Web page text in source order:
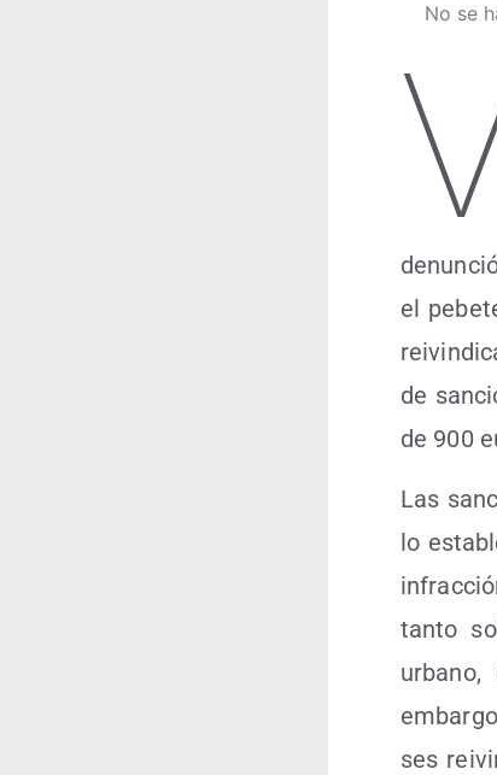
No se
el
de
de 900
Las
lo
tan­to
ses